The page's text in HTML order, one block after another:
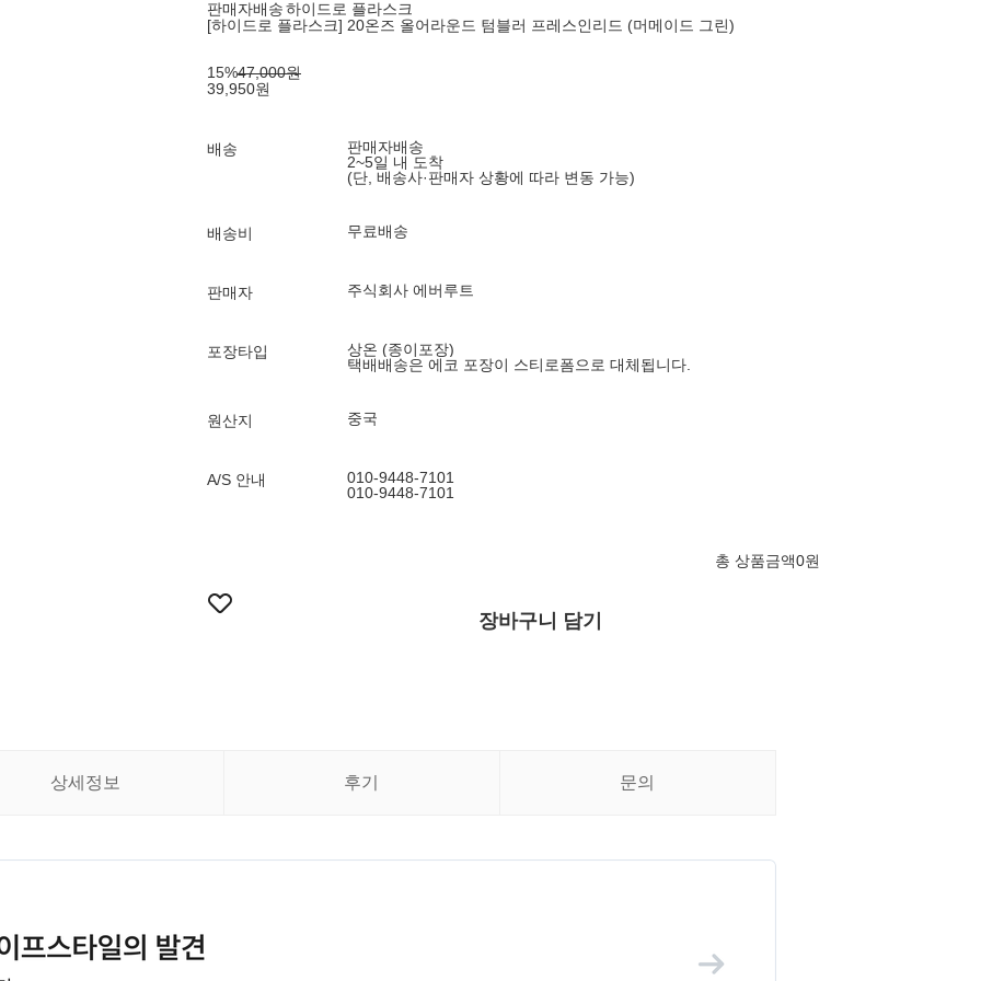
판매자배송하이드로 플라스크
[하이드로 플라스크] 20온즈 올어라운드 텀블러 프레스인리드 (머메이드 그린)
15%47,000원
39,950원
배송
판매자배송
2~5일 내 도착
(단, 배송사·판매자 상황에 따라 변동 가능)
배송비 무료배송
판매자 주식회사 에버루트
포장타입
상온 (종이포장)
택배배송은 에코 포장이 스티로폼으로 대체됩니다.
원산지 중국
A/S 안내
010-9448-7101
010-9448-7101
총 상품금액0원
장바구니 담기
상세정보 후기 문의